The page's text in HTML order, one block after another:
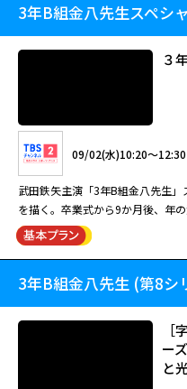
武田鉄矢主演「3年B組金八先生」
08/11(火)10:20～11:10
武田鉄矢主演「3年B組金八先生
の転入生、直と政則が新たな波紋
徒を熱演！
3
[新
武田鉄矢主演「3年B組金八先生
立した結果、異動を命じられて学
ー
08/17(月)10:20～11:10
武田鉄矢主演「3年B組金八先生
3年B組金八先生スペシ
３
09/02(水)10:20～12:30
武田鉄矢主演「3年B組金八先生
を描く。卒業式から9か月後、年
用で少年院に入っていたしゅうが
業式をしようと計画していた。高
を描く。まさに第7シリーズの“真
トーリー】 年の瀬も押し迫った
ていたしゅう（八乙女光）が出院
をしようと計画していた。学級委
有菜）は詳細を聞くためにしゅう
は誰もいない。心配した二人は
る。金八は旧3Bを集めるよう指
３
09/02(水)10:20～12:30
3年B組金八先生 (第8シ
［
ー
と